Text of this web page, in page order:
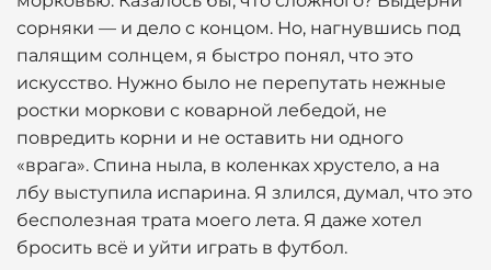
сорняки — и дело с концом. Но, нагнувшись под
палящим солнцем, я быстро понял, что это
искусство. Нужно было не перепутать нежные
ростки моркови с коварной лебедой, не
повредить корни и не оставить ни одного
«врага». Спина ныла, в коленках хрустело, а на
лбу выступила испарина. Я злился, думал, что это
бесполезная трата моего лета. Я даже хотел
бросить всё и уйти играть в футбол.